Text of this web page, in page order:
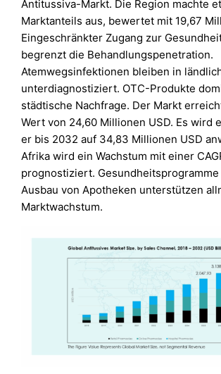
Antitussiva-Markt. Die Region machte
Marktanteils aus, bewertet mit 19,67
Eingeschränkter Zugang zur
begrenzt die Behandlungspenetration.
Atemwegsinfektionen bleiben in
unterdiagnostiziert. OTC-Produkte
städtische Nachfrage. Der Markt
Wert von 24,60 Millionen USD. Es wird
er bis 2032 auf 34,83 Millionen USD
Afrika wird ein Wachstum mit einer
prognostiziert.
Ausbau von Apotheken unterstützen
Marktwachstum.